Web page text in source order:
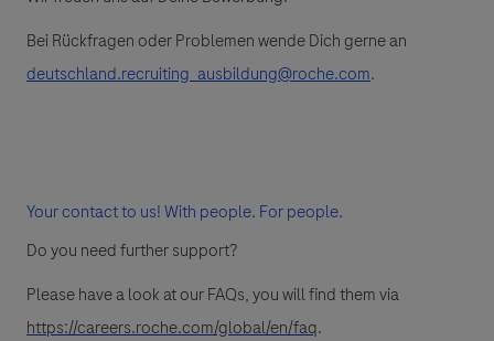
Bei Rückfragen oder Problemen wende Dich gerne an
deutschland.recruiting_ausbildung@roche.com.
Your contact to us! With people. For people.
Do you need further support?
Please have a look at our FAQs, you will find them via
https://careers.roche.com/global/en/faq.